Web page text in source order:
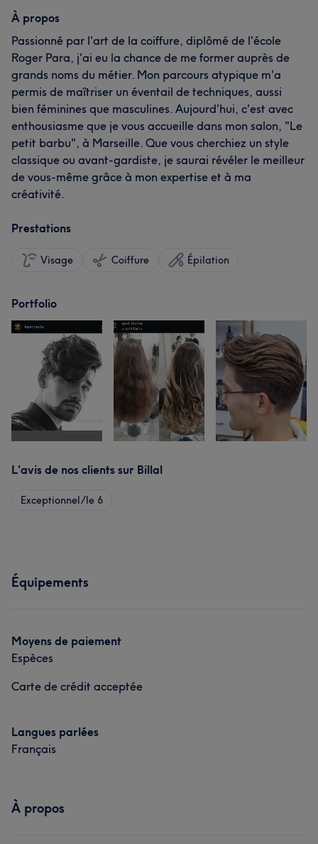
À propos
Passionné par l'art de la coiffure, diplômé de l'école
Roger Para, j'ai eu la chance de me former auprès de
grands noms du métier. Mon parcours atypique m'a
permis de maîtriser un éventail de techniques, aussi
bien féminines que masculines. Aujourd'hui, c'est avec
enthousiasme que je vous accueille dans mon salon, "Le
petit barbu", à Marseille. Que vous cherchiez un style
classique ou avant-gardiste, je saurai révéler le meilleur
de vous-même grâce à mon expertise et à ma
créativité.
Prestations
Visage Coiffure Épilation
Portfolio
L'avis de nos clients sur Billal
Exceptionnel/le 6
Équipements
Moyens de paiement
Espèces
Carte de crédit acceptée
Langues parlées
Français
À propos